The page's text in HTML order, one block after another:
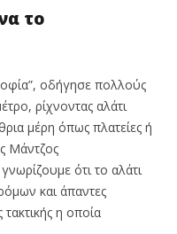
το
οδήγησε πολλούς
ρίχνοντας αλάτι
μέρη όπως πλατείες ή
Μάντζος
ότι το αλάτι
και άπαντες
η οποία